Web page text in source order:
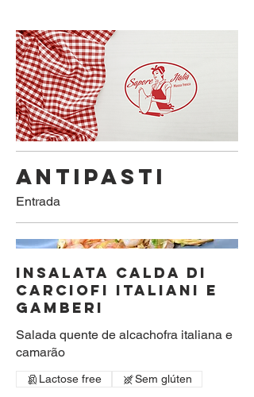
ANTIPASTI
Entrada
INSALATA CALDA DI
CARCIOFI ITALIANI E
GAMBERI
Salada quente de alcachofra italiana e
camarão
Lactose free Sem glúten